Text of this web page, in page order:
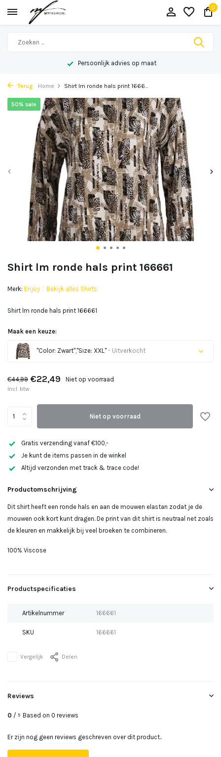
0
Persoonlijk advies op maat
Terug Home Shirt lm ronde hals print 1666...
Shirt lm ronde hals print 166661
50% sale
Merk: Enjoy Bekijk alles Shirts
Shirt lm ronde hals print 166661
Maak een keuze:
"Color: Zwart","Size: XXL" - Uitverkocht
€44,99 €22,49 Niet op voorraad
Incl. btw
Niet op voorraad
Gratis verzending vanaf €100,-
Je kunt de items passen in de winkel
Altijd verzonden met track & trace code!
Productomschrijving
Dit shirt heeft een ronde hals en aan de mouwen elastan zodat je de
mouwen ook kort kunt dragen. De print van dit shirt is neutraal net zoals
de kleuren en makkelijk bij veel broeken te combineren.
100% Viscose
Productspecificaties
Artikelnummer 166661
SKU 166661
Vergelijk Delen
Reviews
0 / 5 Based on 0 reviews
Er zijn nog geen reviews geschreven over dit product..